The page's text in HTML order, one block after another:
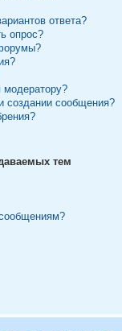
ответа?
опрос?
модератору?
создании сообщения?
тем